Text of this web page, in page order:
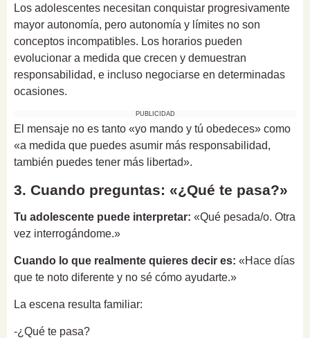
Los adolescentes necesitan conquistar progresivamente
mayor autonomía, pero autonomía y límites no son
conceptos incompatibles. Los horarios pueden
evolucionar a medida que crecen y demuestran
responsabilidad, e incluso negociarse en determinadas
ocasiones.
PUBLICIDAD
El mensaje no es tanto «yo mando y tú obedeces» como
«a medida que puedes asumir más responsabilidad,
también puedes tener más libertad».
3. Cuando preguntas: «¿Qué te pasa?»
Tu adolescente puede interpretar: «Qué pesada/o. Otra
vez interrogándome.»
Cuando lo que realmente quieres decir es: «Hace días
que te noto diferente y no sé cómo ayudarte.»
La escena resulta familiar:
-¿Qué te pasa?